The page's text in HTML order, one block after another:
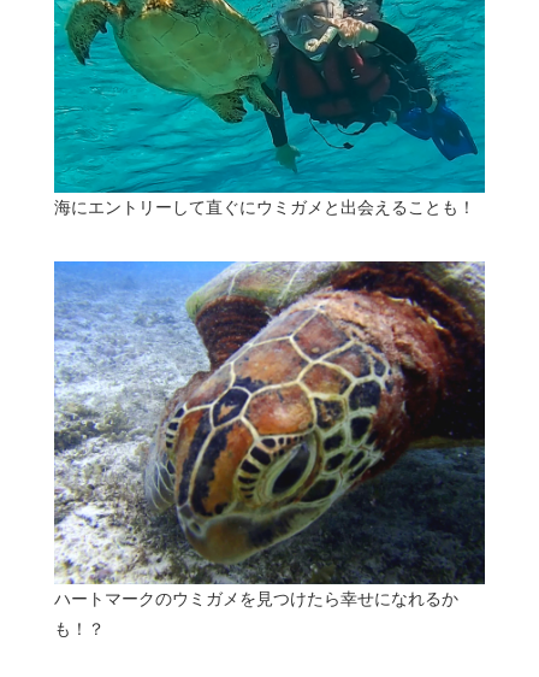
お車でお着替えをお願いいたします。
海にエントリーして直ぐにウミガメと出会えることも！
ハートマークのウミガメを見つけたら幸せになれるか
も！？